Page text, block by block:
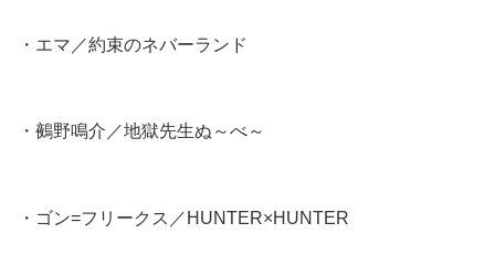
・エマ／約束のネバーランド
・鵺野鳴介／地獄先生ぬ～べ～
・ゴン=フリークス／HUNTER×HUNTER